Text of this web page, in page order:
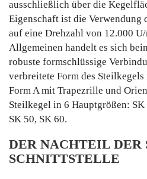
ausschließlich über die
Eigenschaft ist die Verwendung
auf eine Drehzahl von 12.000
Allgemeinen handelt es sich
robuste formschlüssige
verbreitete Form des
Form A mit Trapezrille und
Steilkegel in 6 Hauptgrößen: SK
SK 50, SK 60.
DER NACHTEIL DER
SCHNITTSTELLE